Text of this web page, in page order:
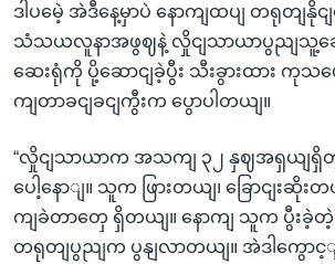
ဒါပမေဲ့ အဲဒီနေ့မှာပဲ နောကျထပျ တရုတျနို
သံသယလူနာအဖွဈနဲ့ လှိုငျသာယာပွညျသူ့ဆ
ဆေးရုံကို ပို့ဆောငျခဲ့ပွီး သီးခွားထား ကုသပ
ကျတာခငျခငျကွီးက ပွောပါတယျ။
“လှိုငျသာယာက အသကျ ၃၂ နှဈအရှယျရှိတဲ့
ပေါ့နောျ။ သူက ဖြားတယျ၊ ခြောငျးဆို
ကျခဲတာတှေ ရှိတယျ။ နောကျ သူက ပွီးခဲ့တဲ့
တရုတျပွညျက ပွနျလာတယျ။ အဲဒါကွေ